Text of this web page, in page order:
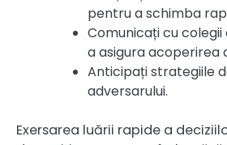
pentru a schimba
Comunicați cu
a asigura acoperirea
Anticipați strategiile
adversarului.
Exersarea luării rapide a